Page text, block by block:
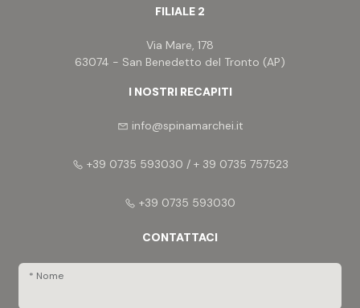
FILIALE 2
Via Mare, 178
63074 - San Benedetto del Tronto (AP)
I NOSTRI RECAPITI
info@spinamarchei.it
+39 0735 593030 / + 39 0735 757523
+39 0735 593030
CONTATTACI
* Nome